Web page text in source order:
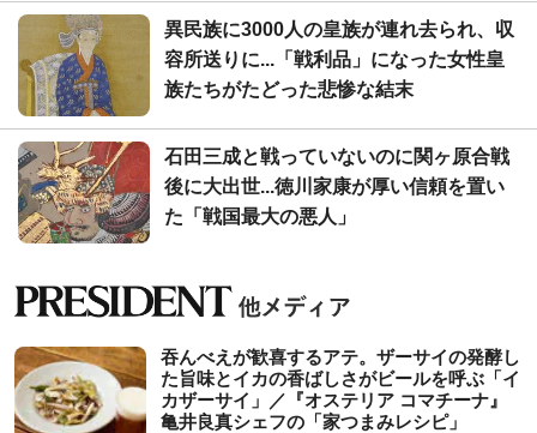
異民族に3000人の皇族が連れ去られ、収
容所送りに...「戦利品」になった女性皇
族たちがたどった悲惨な結末
石田三成と戦っていないのに関ヶ原合戦
後に大出世...徳川家康が厚い信頼を置い
た「戦国最大の悪人」
吞んべえが歓喜するアテ。ザーサイの発酵し
た旨味とイカの香ばしさがビールを呼ぶ「イ
カザーサイ」／『オステリア コマチーナ』
⻲井良真シェフの「家つまみレシピ」